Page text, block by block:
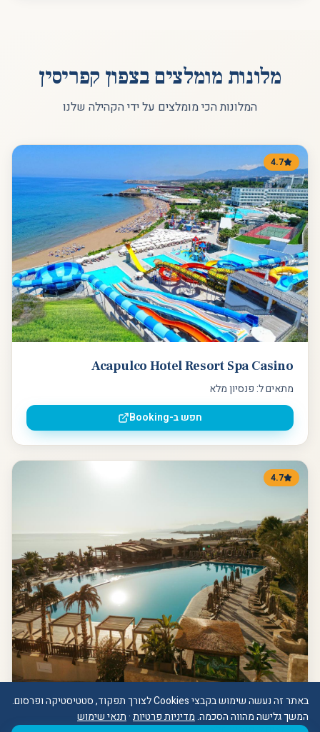
מלונות מומלצים בצפון קפריסין
המלונות הכי מומלצים על ידי הקהילה שלנו
4.7
Acapulco Hotel Resort Spa Casino
מתאים ל:פנסיון מלא
חפש ב-Booking
4.7
Lord's Palace Hotel SPA Casinoבאתר זה נעשה שימוש בקבצי Cookies לצורך תפקוד, סטטיסטיקה ופרסום.
המשך גלישה מהווה הסכמה.מדיניות פרטיות·תנאי שימוש